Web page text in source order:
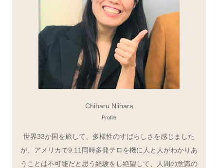
Chiharu Niihara
Profile
世界33か国を旅して、多様性のすばらしさを感じました
が、アメリカで9.11同時多発テロを機に人と人がわかりあ
うことは不可能だと思う経験をし絶望して、人間の意識の